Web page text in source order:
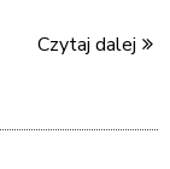
Czytaj dalej